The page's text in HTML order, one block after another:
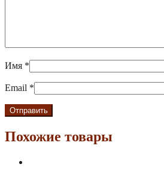
Имя *
Email *
Похожие товары